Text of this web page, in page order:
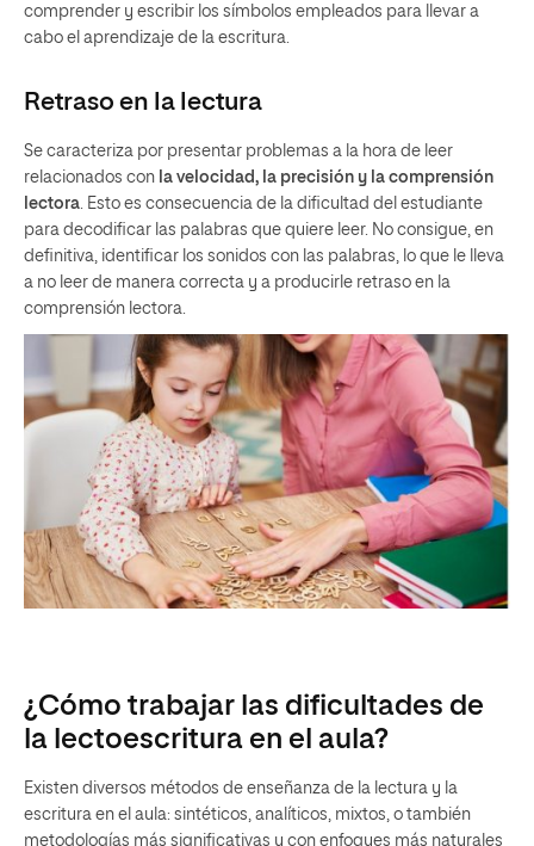
comprender y escribir los símbolos empleados para llevar a
cabo el aprendizaje de la escritura.
Retraso en la lectura
Se caracteriza por presentar problemas a la hora de leer
relacionados con la velocidad, la precisión y la comprensión
lectora. Esto es consecuencia de la dificultad del estudiante
para decodificar las palabras que quiere leer. No consigue, en
definitiva, identificar los sonidos con las palabras, lo que le lleva
a no leer de manera correcta y a producirle retraso en la
comprensión lectora.
¿Cómo trabajar las dificultades de
la lectoescritura en el aula?
Existen diversos métodos de enseñanza de la lectura y la
escritura en el aula: sintéticos, analíticos, mixtos, o también
metodologías más significativas y con enfoques más naturales